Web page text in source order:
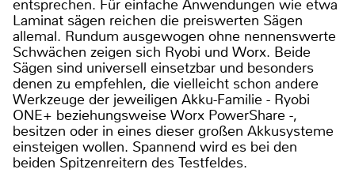
entsprechen. Für einfache Anwendungen wie etwa
Laminat sägen reichen die preiswerten Sägen
allemal. Rundum ausgewogen ohne nennenswerte
Schwächen zeigen sich Ryobi und Worx. Beide
Sägen sind universell einsetzbar und besonders
denen zu empfehlen, die vielleicht schon andere
Werkzeuge der jeweiligen Akku-Familie - Ryobi
ONE+ beziehungsweise Worx PowerShare -,
besitzen oder in eines dieser großen Akkusysteme
einsteigen wollen. Spannend wird es bei den
beiden Spitzenreitern des Testfeldes.